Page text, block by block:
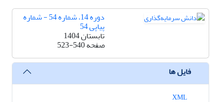
دوره 14، شماره 54 - شماره
پیاپی 54
تابستان 1404
صفحه523-540
فایل ها